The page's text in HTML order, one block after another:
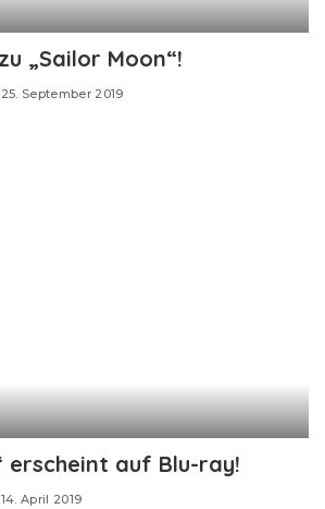
„Sailor Moon“!
25. September 2019
erscheint auf Blu-ray!
14. April 2019